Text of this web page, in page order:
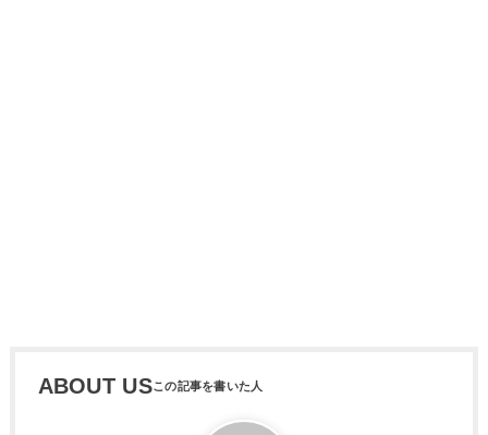
ABOUT US